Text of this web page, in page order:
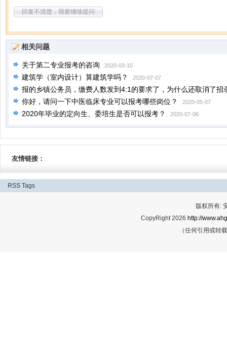
回复不清楚，我要继续提问
相关问题
关于第二专业报考的咨询 2020-03-15
建筑学（室内设计）算建筑学吗？ 2020-07-07
报的乡镇公务员，缴费人数发到4:1的要求了，为什么还取消了
话通知，我现在不能改报了是不是就没有考试资格了，不参加考
你好，请问一下中医临床专业可以报考哪些岗位？ 2020-05-07
2020年毕业的定向生、委培生是否可以报考？ 2020-07-06
友情链接：
RSS Tags
版权所有:
CopyRight 2026 http://
（任何引用或转